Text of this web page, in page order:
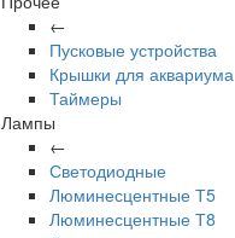
←
Пусковые устройства
Крышки для аквариума
Таймеры
Лампы
←
Светодиодные
Люминесцентные Т5
Люминесцентные Т8